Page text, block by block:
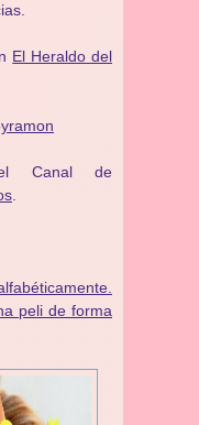
El Heraldo del
Canal de
peli de forma